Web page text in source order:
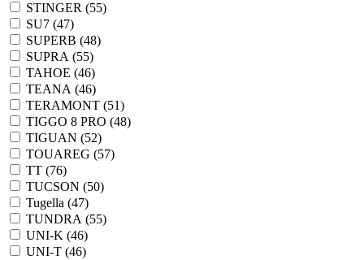
STINGER (55)
SU7 (47)
SUPERB (48)
SUPRA (55)
TAHOE (46)
TEANA (46)
TERAMONT (51)
TIGGO 8 PRO (48)
TIGUAN (52)
TOUAREG (57)
TT (76)
TUCSON (50)
Tugella (47)
TUNDRA (55)
UNI-K (46)
UNI-T (46)